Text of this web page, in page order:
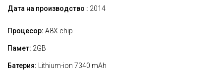
Дата на производство : 2014
Процесор: A8X chip
Памет: 2GB
Батерия: Lithium-ion 7340 mAh